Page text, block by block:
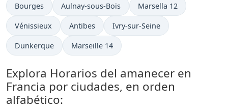
Bourges Aulnay-sous-Bois Marsella 12
Vénissieux Antibes Ivry-sur-Seine
Dunkerque Marseille 14
Explora Horarios del amanecer en
Francia por ciudades, en orden
alfabético: